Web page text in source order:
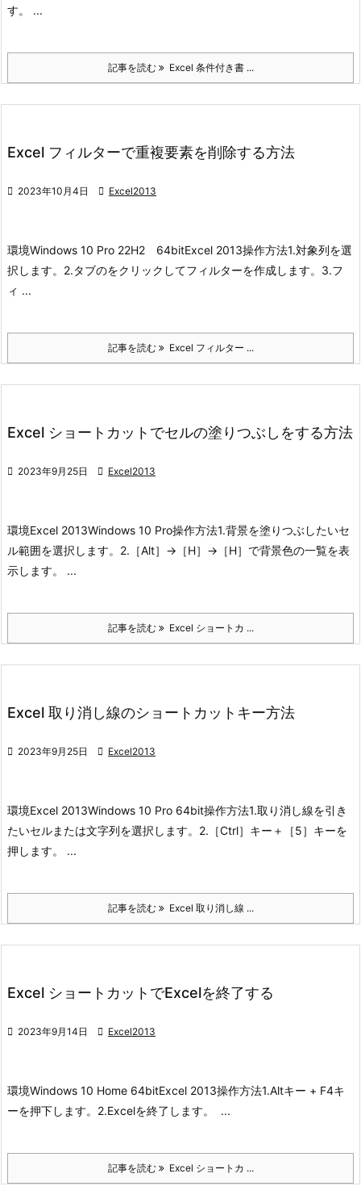
す。 ...
記事を読む Excel 条件付き書 ...
Excel フィルターで重複要素を削除する方法
 2023年10月4日  Excel2013
環境Windows 10 Pro 22H2 64bitExcel 2013操作方法1.対象列を選
択します。 2.タブのをクリックしてフィルターを作成します。 3.フ
ィ ...
記事を読む Excel フィルター ...
Excel ショートカットでセルの塗りつぶしをする方法
 2023年9月25日  Excel2013
環境Excel 2013Windows 10 Pro操作方法1.背景を塗りつぶしたいセ
ル範囲を選択します。 2.［Alt］→［H］→［H］で背景色の一覧を表
示します。 ...
記事を読む Excel ショートカ ...
Excel 取り消し線のショートカットキー方法
 2023年9月25日  Excel2013
環境Excel 2013Windows 10 Pro 64bit操作方法1.取り消し線を引き
たいセルまたは文字列を選択します。 2.［Ctrl］キー＋［5］キーを
押します。 ...
記事を読む Excel 取り消し線 ...
Excel ショートカットでExcelを終了する
 2023年9月14日  Excel2013
環境Windows 10 Home 64bitExcel 2013操作方法1.Altキー + F4キ
ーを押下します。 2.Excelを終了します。 ...
記事を読む Excel ショートカ ...